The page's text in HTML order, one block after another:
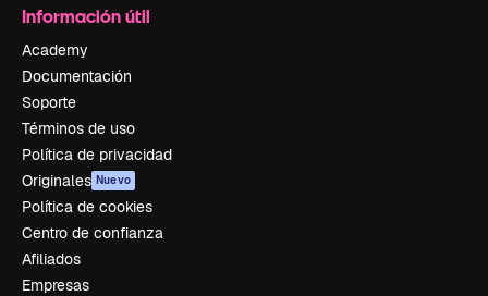
Información útil
Academy
Documentación
Soporte
Términos de uso
Política de privacidad
Originales Nuevo
Política de cookies
Centro de confianza
Afiliados
Empresas